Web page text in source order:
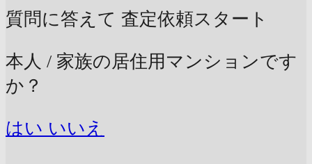
質問に答えて 査定依頼スタート
本人 / 家族の居住用マンションです
か？
はい いいえ